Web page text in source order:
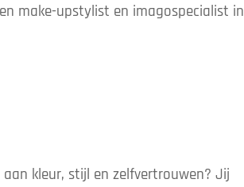
make-upstylist en imagospecialist in
kleur, stijl en zelfvertrouwen? Jij